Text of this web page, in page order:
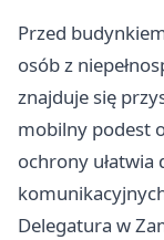
Przed
osób z
znajduje się
mobilny podest
ochrony ułatwia
Delegatura w